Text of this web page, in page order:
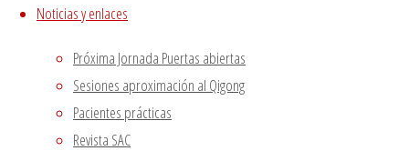
Noticias y enlaces
Próxima Jornada Puertas abiertas
Sesiones aproximación al Qigong
Pacientes prácticas
Revista SAC